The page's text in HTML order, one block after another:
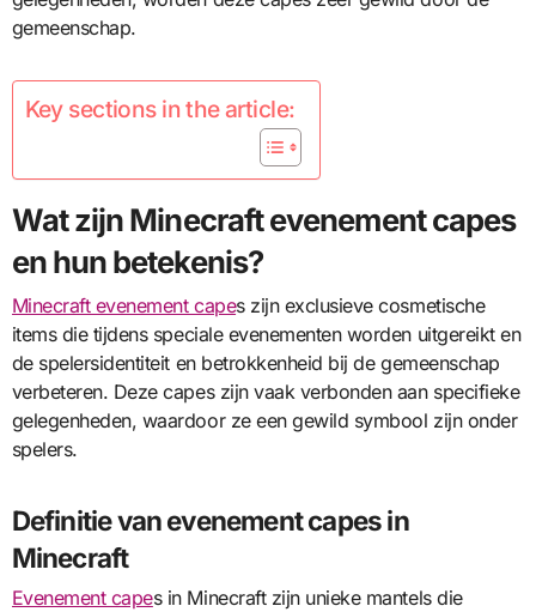
gemeenschap.
Key sections in the article:
Wat zijn Minecraft evenement capes
en hun betekenis?
Minecraft evenement capes zijn exclusieve cosmetische
items die tijdens speciale evenementen worden uitgereikt en
de spelersidentiteit en betrokkenheid bij de gemeenschap
verbeteren. Deze capes zijn vaak verbonden aan specifieke
gelegenheden, waardoor ze een gewild symbool zijn onder
spelers.
Definitie van evenement capes in
Minecraft
Evenement capes in Minecraft zijn unieke mantels die